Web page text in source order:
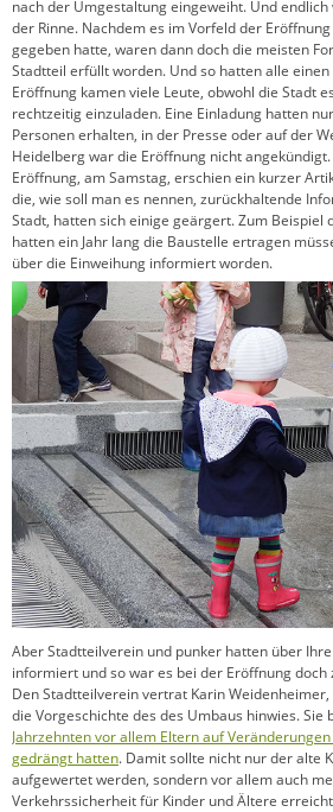
nach der Umgestaltung eingeweiht. Und
der Rinne. Nachdem es im Vorfeld der
gegeben hatte, waren dann doch die meisten
Stadtteil erfüllt worden. Und so hatten alle
Eröffnung kamen viele Leute, obwohl die Stadt
rechtzeitig einzuladen. Eine Einladung hatten
Personen erhalten, in der Presse oder auf der
Heidelberg war die Eröffnung nicht
Eröffnung, am Samstag, erschien ein kurzer
die, wie soll man es nennen, zurückhaltende
Stadt, hatten sich einige geärgert. Zum Beispiel
hatten ein Jahr lang die Baustelle ertragen
über die Einweihung informiert worden.
Aber Stadtteilverein und punker hatten über
informiert und so war es bei der Eröffnung doch
Den Stadtteilverein vertrat Karin Weidenheimer,
die Vorgeschichte des des Umbaus hinwies. Sie
Jahrzehnten vor allem Eltern auf
gedrängt hatten. Damit sollte nicht nur der alte
aufgewertet werden, sondern vor allem auch
Verkehrssicherheit für Kinder und Ältere